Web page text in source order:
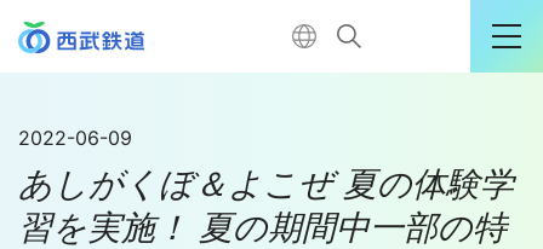
購入はこちら
2022-06-09
あしがくぼ＆よこぜ 夏の体験学
習を実施！ 夏の期間中一部の特